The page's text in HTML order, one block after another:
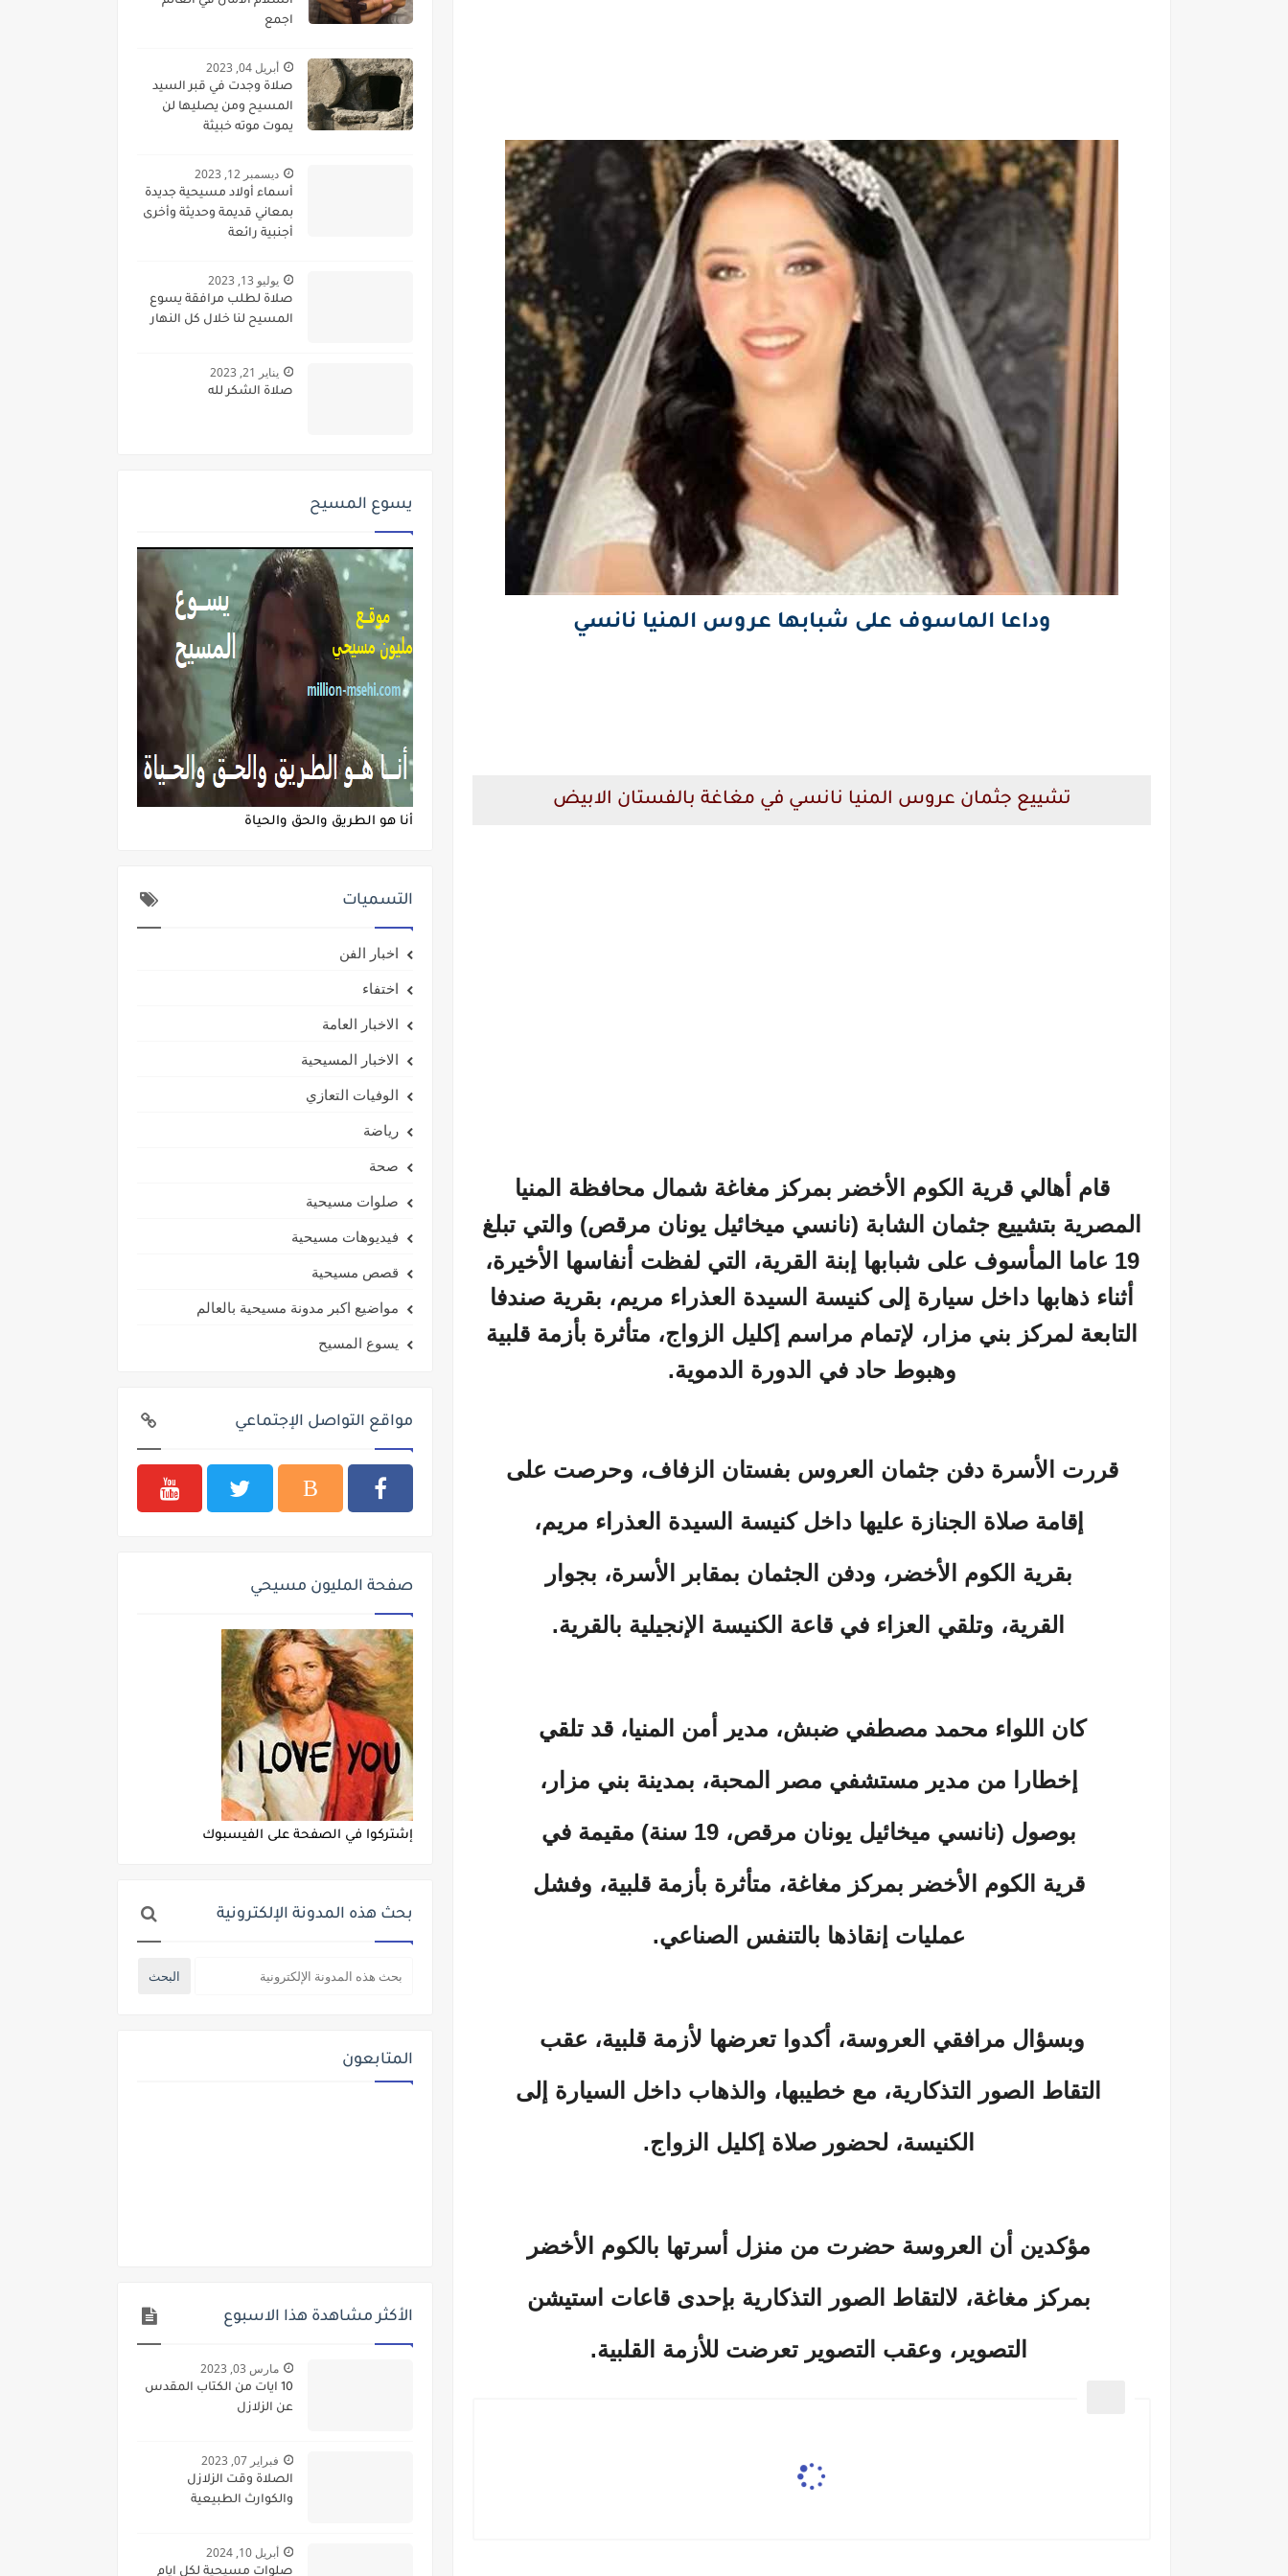
وداعا الماسوف على شبابها عروس المنيا نانسي
تشييع جثمان عروس المنيا نانسي في مغاغة بالفستان الابيض
قام أهالي قرية الكوم الأخضر بمركز مغاغة شمال محافظة المنيا
المصرية بتشييع جثمان الشابة (نانسي ميخائيل يونان مرقص) والتي تبلغ
19 عاما المأسوف على شبابها إبنة القرية، التي لفظت أنفاسها الأخيرة،
أثناء ذهابها داخل سيارة إلى كنيسة السيدة العذراء مريم، بقرية صندفا
التابعة لمركز بني مزار، لإتمام مراسم إكليل الزواج، متأثرة بأزمة قلبية
وهبوط حاد في الدورة الدموية.
قررت الأسرة دفن جثمان العروس بفستان الزفاف، وحرصت على
إقامة صلاة الجنازة عليها داخل كنيسة السيدة العذراء مريم،
بقرية الكوم الأخضر، ودفن الجثمان بمقابر الأسرة، بجوار
القرية، وتلقي العزاء في قاعة الكنيسة الإنجيلية بالقرية.
كان اللواء محمد مصطفي ضبش، مدير أمن المنيا، قد تلقي
إخطارا من مدير مستشفي مصر المحبة، بمدينة بني مزار،
بوصول (نانسي ميخائيل يونان مرقص، 19 سنة) مقيمة في
قرية الكوم الأخضر بمركز مغاغة، متأثرة بأزمة قلبية، وفشل
عمليات إنقاذها بالتنفس الصناعي.
وبسؤال مرافقي العروسة، أكدوا تعرضها لأزمة قلبية، عقب
التقاط الصور التذكارية، مع خطيبها، والذهاب داخل السيارة إلى
الكنيسة، لحضور صلاة إكليل الزواج.
مؤكدين أن العروسة حضرت من منزل أسرتها بالكوم الأخضر
بمركز مغاغة، لالتقاط الصور التذكارية بإحدى قاعات استيشن
التصوير، وعقب التصوير تعرضت للأزمة القلبية.
اجمع
أبريل 04, 2023
صلاة وجدت في قبر السيد
المسيح ومن يصليها لن
يموت موته خبيثة
ديسمبر 12, 2023
أسماء أولاد مسيحية جديدة
بمعاني قديمة وحديثة وأخرى
أجنبية رائعة
يوليو 13, 2023
صلاة لطلب مرافقة يسوع
المسيح لنا خلال كل النهار
يناير 21, 2023
صلاة الشكر لله
يسوع المسيح
أنا هو الطريق والحق والحياة
التسميات
اخبار الفن
اختفاء
الاخبار العامة
الاخبار المسيحية
الوفيات التعازي
رياضة
صحة
صلوات مسيحية
فيديوهات مسيحية
قصص مسيحية
مواضيع اكبر مدونة مسيحية بالعالم
يسوع المسيح
مواقع التواصل الإجتماعي
صفحة المليون مسيحي
إشتركوا في الصفحة على الفيسبوك
بحث هذه المدونة الإلكترونية
المتابعون
الأكثر مشاهدة هذا الاسبوع
مارس 03, 2023
10 ايات من الكتاب المقدس
عن الزلازل
فبراير 07, 2023
الصلاة وقت الزلازل
والكوارث الطبيعية
أبريل 10, 2024
صلوات مسيحية لكل ايام